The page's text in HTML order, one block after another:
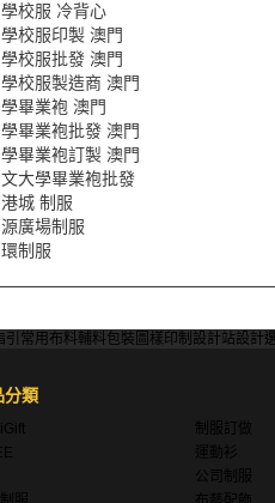
校服 冷背心
校服印製 澳門
校服批發 澳門
校服製造商 澳門
畢業袍 澳門
畢業袍批發 澳門
畢業袍訂製 澳門
大學畢業袍批發
城 制服
廣場制服
制服
常用布料輔料包裝 圖樣印制 設計站設計
分類
制服訂做
運動衫
公司制服